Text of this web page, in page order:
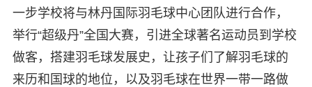
一步学校将与林丹国际羽毛球中心团队进行合作，
举行“超级丹”全国大赛，引进全球著名运动员到学校
做客，搭建羽毛球发展史，让孩子们了解羽毛球的
来历和国球的地位，以及羽毛球在世界一带一路做